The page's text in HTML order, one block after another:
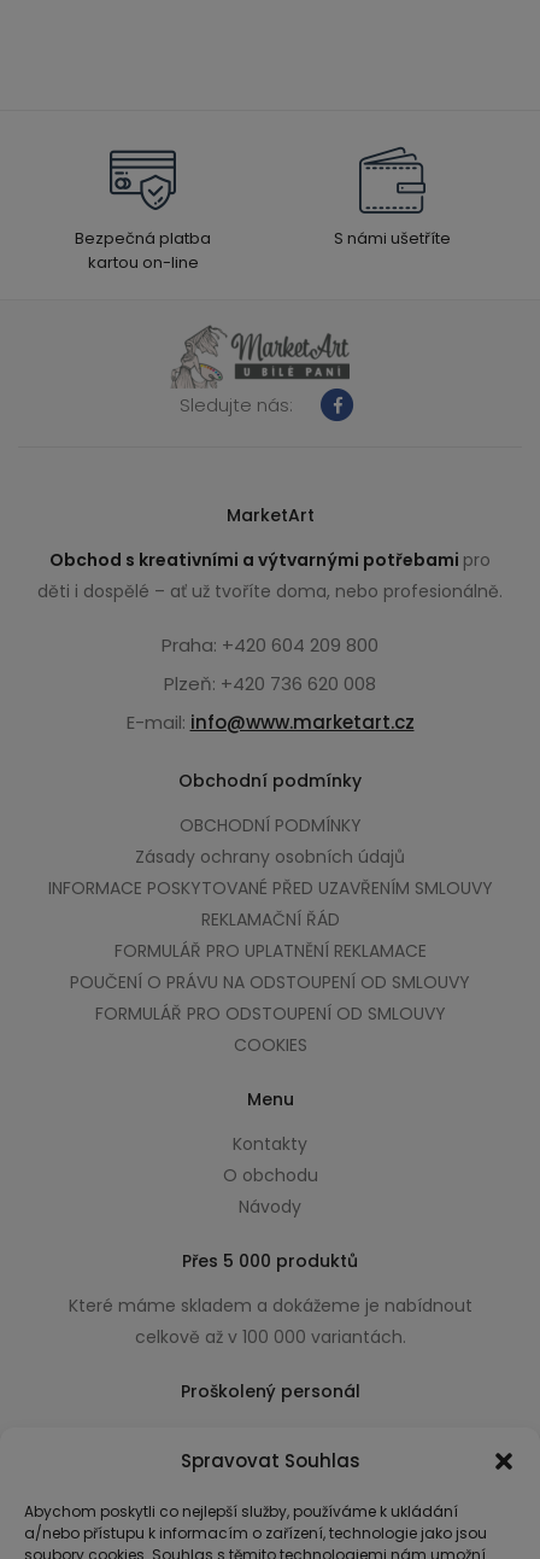
Spravovat Souhlas
Abychom poskytli co nejlepší služby, používáme k ukládání
a/nebo přístupu k informacím o zařízení, technologie jako jsou
soubory cookies. Souhlas s těmito technologiemi nám umožní
Bezpečná platba
kartou on-line
S námi ušetříte
Sledujte nás:
MarketArt
Obchod s kreativními a výtvarnými potřebami pro
děti i dospělé – ať už tvoříte doma, nebo profesionálně.
Praha: +420 604 209 800
Plzeň: +420 736 620 008
E-mail: info@www.marketart.cz
Obchodní podmínky
OBCHODNÍ PODMÍNKY
Zásady ochrany osobních údajů
INFORMACE POSKYTOVANÉ PŘED UZAVŘENÍM SMLOUVY
REKLAMAČNÍ ŘÁD
FORMULÁŘ PRO UPLATNĚNÍ REKLAMACE
POUČENÍ O PRÁVU NA ODSTOUPENÍ OD SMLOUVY
FORMULÁŘ PRO ODSTOUPENÍ OD SMLOUVY
COOKIES
Menu
Kontakty
O obchodu
Návody
Přes 5 000 produktů
Které máme skladem a dokážeme je nabídnout
celkově až v 100 000 variantách.
Proškolený personál
usnadňující nákup.